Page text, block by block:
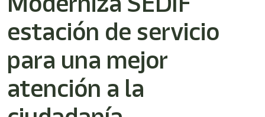
estación de servicio
para una mejor
atención a la